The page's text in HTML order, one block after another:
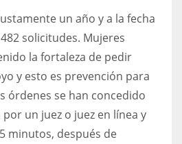
un año y a la fecha
solicitudes. Mujeres
la fortaleza de pedir
y esto es prevención para
órdenes se han concedido
un juez o juez en línea y
minutos, después de